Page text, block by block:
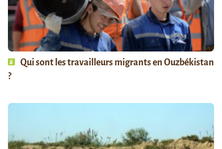
Qui sont les travailleurs migrants en Ouzbékistan
?